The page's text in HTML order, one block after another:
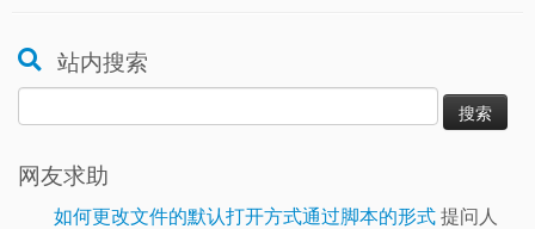
站内搜索
索：
网友求助
如何更改文件的默认打开方式通过脚本的形式提问人